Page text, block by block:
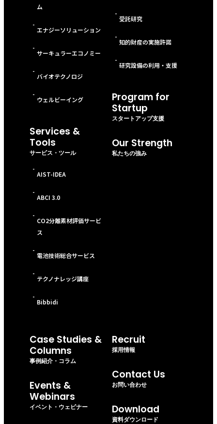
ム
-
エナジーソリューション
-
サーキュラーエコノミー
-
バイオテクノロジ
-
ウェルビーイング
Services &
Tools
サービス・ツール
-
AIST-IDEA
-
ABCI 3.0
-
CO2分離素材評価サービ
ス
-
電池技術総合サービス
-
テクノナレッジ講座
-
Bibbidi
-
受託研究
-
知的財産の実施許諾
-
研究設備の利用・支援
Program for
Startup
スタートアップ支援
Our Strength
私たちの強み
Case Studies &
Columns
事例紹介・コラム
Events &
Webinars
イベント・ウェビナー
Recruit
採用情報
Contact Us
お問い合わせ
Download
資料ダウンロード